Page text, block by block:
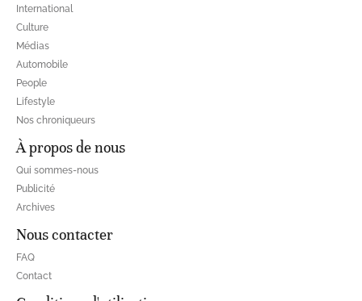
International
Culture
Médias
Automobile
People
Lifestyle
Nos chroniqueurs
À propos de nous
Qui sommes-nous
Publicité
Archives
Nous contacter
FAQ
Contact